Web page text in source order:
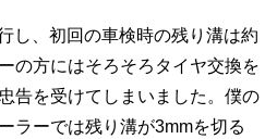
し、初回の車検時の残り溝は約
の方にはそろそろタイヤ交換を
告を受けてしまいました。僕の
ラーでは残り溝が3mmを切る